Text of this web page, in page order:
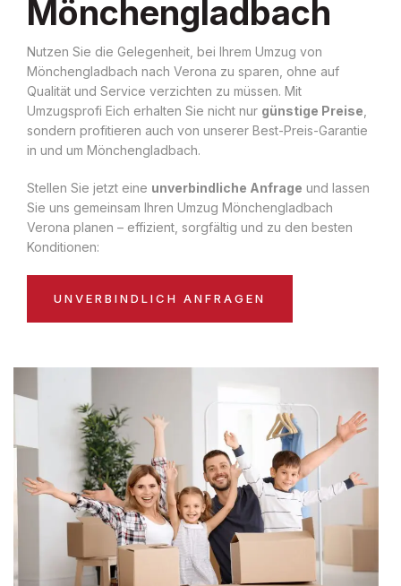
Mönchengladbach
Nutzen Sie die Gelegenheit, bei Ihrem Umzug von
Mönchengladbach nach Verona zu sparen, ohne auf
Qualität und Service verzichten zu müssen. Mit
Umzugsprofi Eich erhalten Sie nicht nur günstige Preise
sondern profitieren auch von unserer Best-Preis-Garantie
in und um Mönchengladbach.
Stellen Sie jetzt eine unverbindliche Anfrage und lassen
Sie uns gemeinsam Ihren Umzug Mönchengladbach
Verona planen – effizient, sorgfältig und zu den besten
Konditionen:
UNVERBINDLICH ANFRAGEN